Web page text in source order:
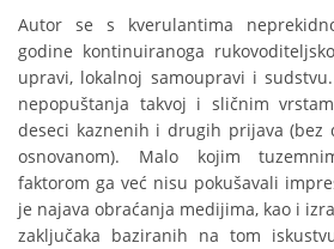
Autor se s kverulantima
godine kontinuiranoga
upravi, lokalnoj samoupravi i
nepopuštanja takvoj i sličnim
deseci kaznenih i drugih prijava (bez
osnovanom). Malo kojim
faktorom ga već nisu pokušavali
je najava obraćanja medijima, kao i
zaključaka baziranih na tom